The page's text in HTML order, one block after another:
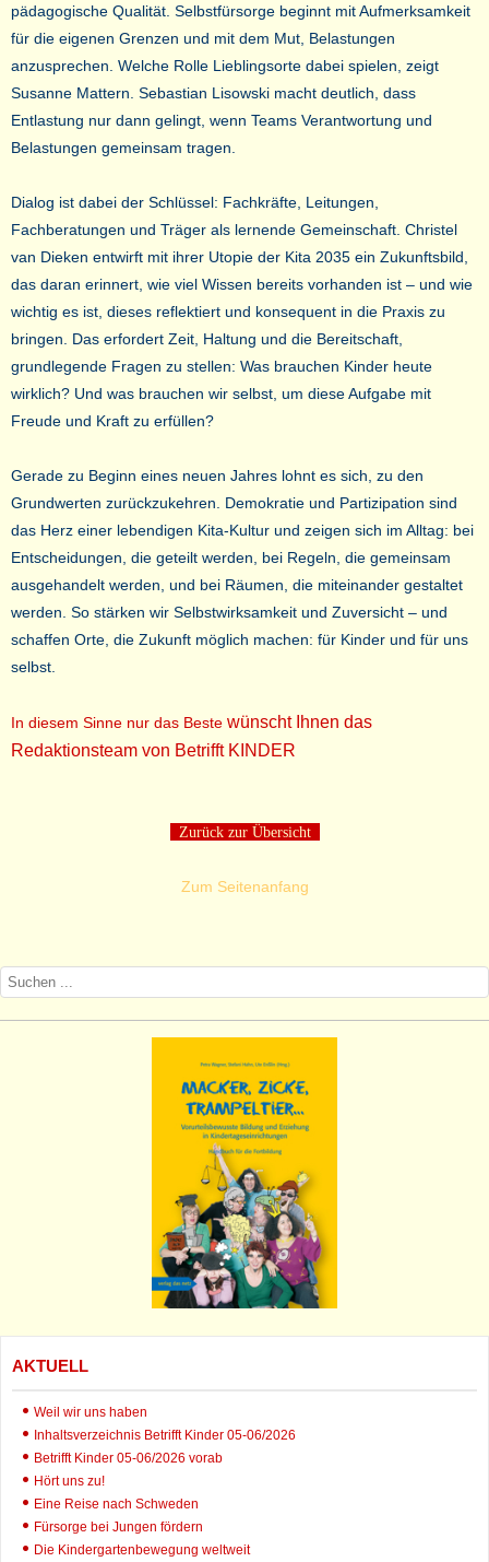
pädagogische Qualität. Selbstfürsorge beginnt mit Aufmerksamkeit
für die eigenen Grenzen und mit dem Mut, Belastungen
anzusprechen. Welche Rolle Lieblingsorte dabei spielen, zeigt
Susanne Mattern. Sebastian Lisowski macht deutlich, dass
Entlastung nur dann gelingt, wenn Teams Verantwortung und
Belastungen gemeinsam tragen.
Dialog ist dabei der Schlüssel: Fachkräfte, Leitungen,
Fachberatungen und Träger als lernende Gemeinschaft. Christel
van Dieken entwirft mit ihrer Utopie der Kita 2035 ein Zukunftsbild,
das daran erinnert, wie viel Wissen bereits vorhanden ist – und wie
wichtig es ist, dieses reflektiert und konsequent in die Praxis zu
bringen. Das erfordert Zeit, Haltung und die Bereitschaft,
grundlegende Fragen zu stellen: Was brauchen Kinder heute
wirklich? Und was brauchen wir selbst, um diese Aufgabe mit
Freude und Kraft zu erfüllen?
Gerade zu Beginn eines neuen Jahres lohnt es sich, zu den
Grundwerten zurückzukehren. Demokratie und Partizipation sind
das Herz einer lebendigen Kita-Kultur und zeigen sich im Alltag: bei
Entscheidungen, die geteilt werden, bei Regeln, die gemeinsam
ausgehandelt werden, und bei Räumen, die miteinander gestaltet
werden. So stärken wir Selbstwirksamkeit und Zuversicht – und
schaffen Orte, die Zukunft möglich machen: für Kinder und für uns
selbst.
In diesem Sinne nur das Beste wünscht Ihnen das
Redaktionsteam von Betrifft KINDER
Zurück zur Übersicht
Zum Seitenanfang
AKTUELL
Weil wir uns haben
Inhaltsverzeichnis Betrifft Kinder 05-06/2026
Betrifft Kinder 05-06/2026 vorab
Hört uns zu!
Eine Reise nach Schweden
Fürsorge bei Jungen fördern
Die Kindergartenbewegung weltweit